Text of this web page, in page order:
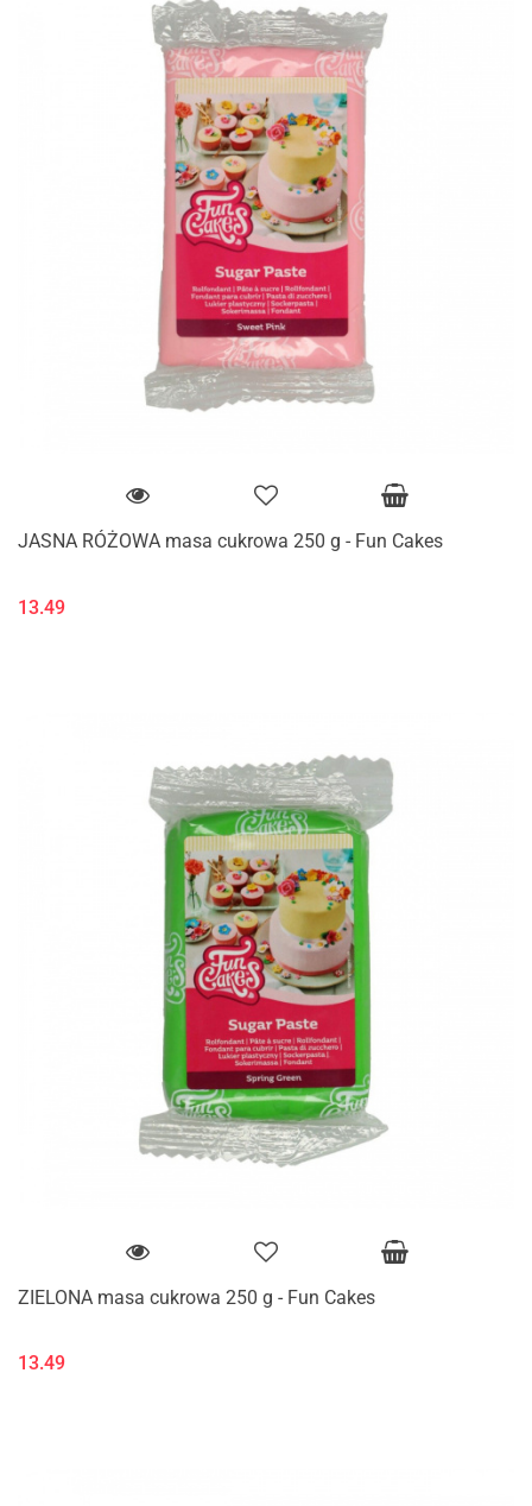
JASNA RÓŻOWA masa cukrowa 250 g - Fun Cakes
13.49
ZIELONA masa cukrowa 250 g - Fun Cakes
13.49